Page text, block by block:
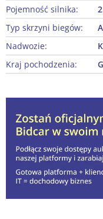
Pojemność silnika:
Typ skrzyni biegów:
Nadwozie:
Kraj pochodzenia: